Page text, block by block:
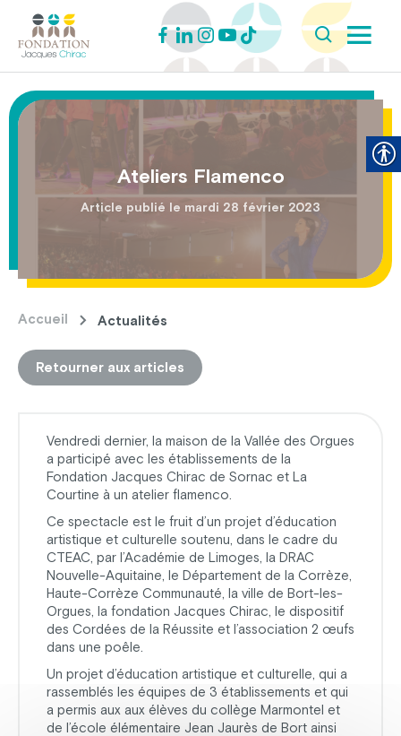
Ateliers Flamenco
Article publié le mardi 28 février 2023
Accueil Actualités
Retourner aux articles
Vendredi dernier, la maison de la Vallée des Orgues
a participé avec les établissements de la
Fondation Jacques Chirac de Sornac et La
Courtine à un atelier flamenco.
Ce spectacle est le fruit d’un projet d’éducation
artistique et culturelle soutenu, dans le cadre du
CTEAC, par l’Académie de Limoges, la DRAC
Nouvelle-Aquitaine, le Département de la Corrèze,
Haute-Corrèze Communauté, la ville de Bort-les-
Orgues, la fondation Jacques Chirac, le dispositif
des Cordées de la Réussite et l’association 2 œufs
dans une poêle.
Un projet d’éducation artistique et culturelle, qui a
rassemblés les équipes de 3 établissements et qui
a permis aux aux élèves du collège Marmontel et
de l’école élémentaire Jean Jaurès de Bort ainsi